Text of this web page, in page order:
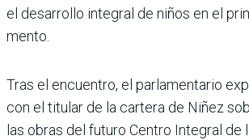
el desarrollo integral de niños en el
mento.
Tras el encuentro, el parlamentario
con el titular de la cartera de Niñez
las obras del futuro Centro Integral de